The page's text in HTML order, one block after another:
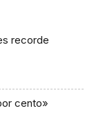
recorde
cento»